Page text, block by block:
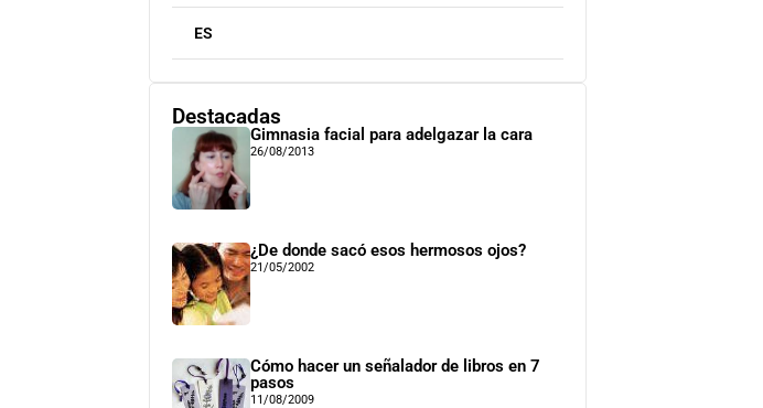
ES
Destacadas
Gimnasia facial para adelgazar la cara
26/08/2013
¿De donde sacó esos hermosos ojos?
21/05/2002
Cómo hacer un señalador de libros en 7
pasos
11/08/2009